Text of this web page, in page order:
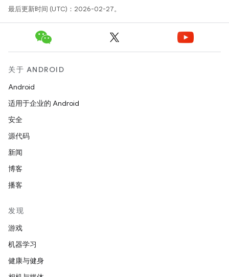
最后更新时间 (UTC)：2026-02-27。
关于 ANDROID
Android
适用于企业的 Android
安全
源代码
新闻
博客
播客
发现
游戏
机器学习
健康与健身